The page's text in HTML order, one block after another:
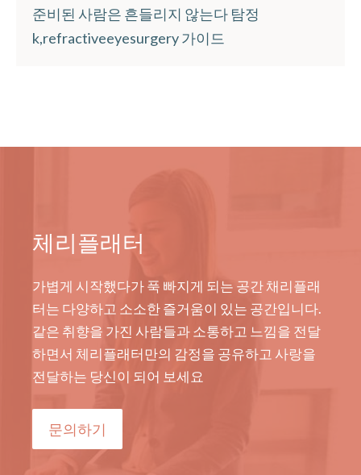
준비된 사람은 흔들리지 않는다 탐정
k,refractiveeyesurgery 가이드
체리플래터
가볍게 시작했다가 푹 빠지게 되는 공간 채리플래
터는 다양하고 소소한 즐거움이 있는 공간입니다.
같은 취향을 가진 사람들과 소통하고 느낌을 전달
하면서 체리플래터만의 감정을 공유하고 사랑을
전달하는 당신이 되어 보세요
문의하기